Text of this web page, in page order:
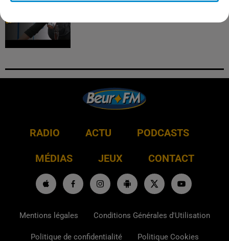
RADIO ACTU PODCASTS
MÉDIAS JEUX CONTACT
Mentions légales Conditions Générales d'Utilisation
Politique de confidentialité Politique Cookies